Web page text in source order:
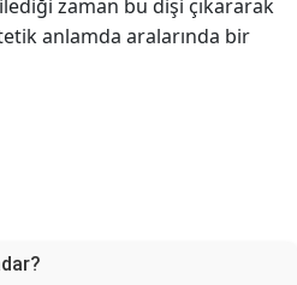
zaman bu dişi çıkararak
anlamda aralarında bir